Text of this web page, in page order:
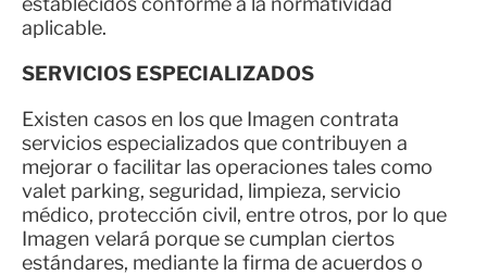
aplicable.
SERVICIOS ESPECIALIZADOS
Existen casos en los que Imagen contrata
servicios especializados que contribuyen a
mejorar o facilitar las operaciones tales como
valet parking, seguridad, limpieza, servicio
médico, protección civil, entre otros, por lo que
Imagen velará porque se cumplan ciertos
estándares, mediante la firma de acuerdos o